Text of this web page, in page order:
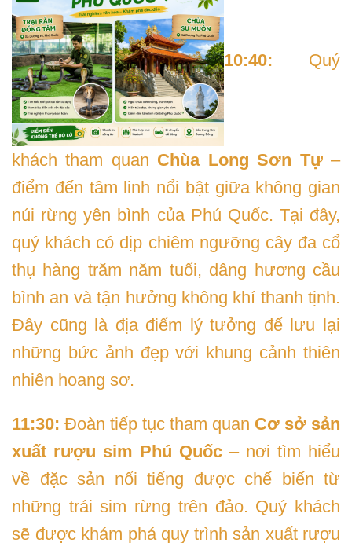
10:40: Quý
khách tham quan Chùa Long Sơn Tự–
điểm đến tâm linh nổi bật giữa không gian
núi rừng yên bình của Phú Quốc. Tại đây,
quý khách có dịp chiêm ngưỡng cây đa cổ
thụ hàng trăm năm tuổi, dâng hương cầu
bình an và tận hưởng không khí thanh tịnh.
Đây cũng là địa điểm lý tưởng để lưu lại
những bức ảnh đẹp với khung cảnh thiên
nhiên hoang sơ.
11:30: Đoàn tiếp tục tham quan Cơ sở sản
xuất rượu sim Phú Quốc – nơi tìm hiểu
về đặc sản nổi tiếng được chế biến từ
những trái sim rừng trên đảo. Quý khách
sẽ được khám phá quy trình sản xuất rượu